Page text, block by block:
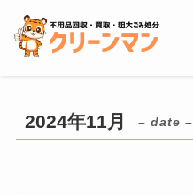
2024年11月 – date –